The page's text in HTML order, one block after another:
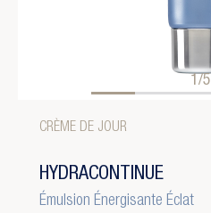
1/5
CRÈME DE JOUR
HYDRACONTINUE
Émulsion Énergisante Éclat